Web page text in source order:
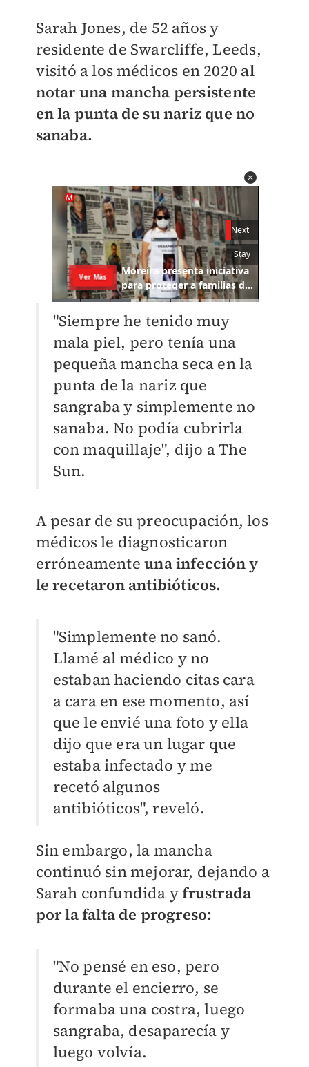
Sarah Jones, de 52 años y
residente de Swarcliffe, Leeds,
visitó a los médicos en 2020 al
notar una mancha persistente
en la punta de su nariz que no
sanaba.
"Siempre he tenido muy
mala piel, pero tenía una
pequeña mancha seca en la
punta de la nariz que
sangraba y simplemente no
sanaba. No podía cubrirla
con maquillaje", dijo a The
Sun.
A pesar de su preocupación, los
médicos le diagnosticaron
erróneamenteuna infección y
le recetaron antibióticos.
"Simplemente no sanó.
Llamé al médico y no
estaban haciendo citas cara
a cara en ese momento, así
que le envié una foto y ella
dijo que era un lugar que
estaba infectado y me
recetó algunos
antibióticos", reveló.
Sin embargo, la mancha
continuó sin mejorar, dejando a
Sarah confundida yfrustrada
por la falta de progreso:
"No pensé en eso, pero
durante el encierro, se
formaba una costra, luego
sangraba, desaparecía y
luego volvía.